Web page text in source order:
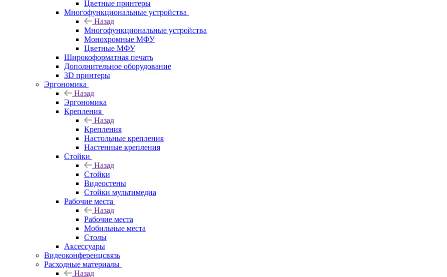
Цвeтныe принтеры
Многофункциональные устройства
Назад
Многофункциональные устройства
Монохромные МФУ
Цветные МФУ
Широкоформатная печать
Дополнительное оборудование
3D принтеры
Эргономика
Назад
Эргономика
Крепления
Назад
Крепления
Настольные крепления
Настенные крепления
Стойки
Назад
Стойки
Видеостены
Стойки мультимедиа
Рабочие места
Назад
Рабочие места
Мобильные места
Столы
Аксессуары
Видеоконференцсвязь
Расходные материалы
Назад